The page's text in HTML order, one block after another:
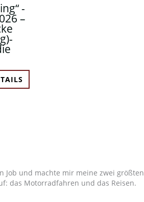
-
–
Job und machte mir meine zwei größten
das Motorradfahren und das Reisen.